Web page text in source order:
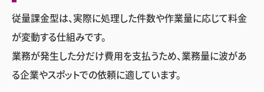
従量課金型は、実際に処理した件数や作業量に応じて料金
が変動する仕組みです。
業務が発生した分だけ費用を支払うため、業務量に波があ
る企業やスポットでの依頼に適しています。